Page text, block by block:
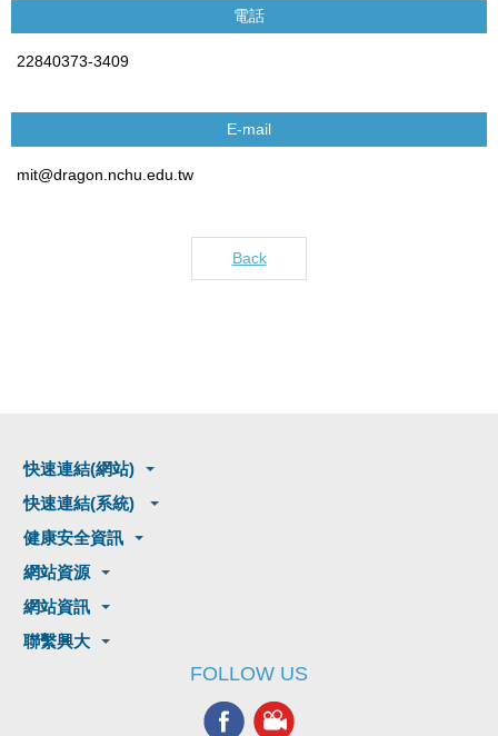
電話
22840373-3409
E-mail
mit@dragon.nchu.edu.tw
Back
快速連結(網站)
快速連結(系統)
健康安全資訊
網站資源
網站資訊
聯繫興大
FOLLOW US